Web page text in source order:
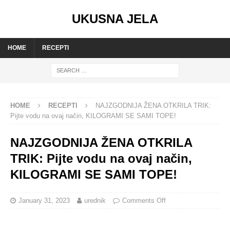
UKUSNA JELA
HOME RECEPTI
HOME RECEPTI
NAJZGODNIJA ŽENA OTKRILA TRIK:
Pijte vodu na ovaj način, KILOGRAMI SE SAMI TOPE!
NAJZGODNIJA ŽENA OTKRILA
TRIK: Pijte vodu na ovaj način,
KILOGRAMI SE SAMI TOPE!
January 31, 2023 urednik Comments Off